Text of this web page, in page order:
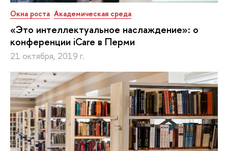
Окна роста Академическая среда
«Это интеллектуальное наслаждение»: о
конференции iCare в Перми
21 октября, 2019 г.